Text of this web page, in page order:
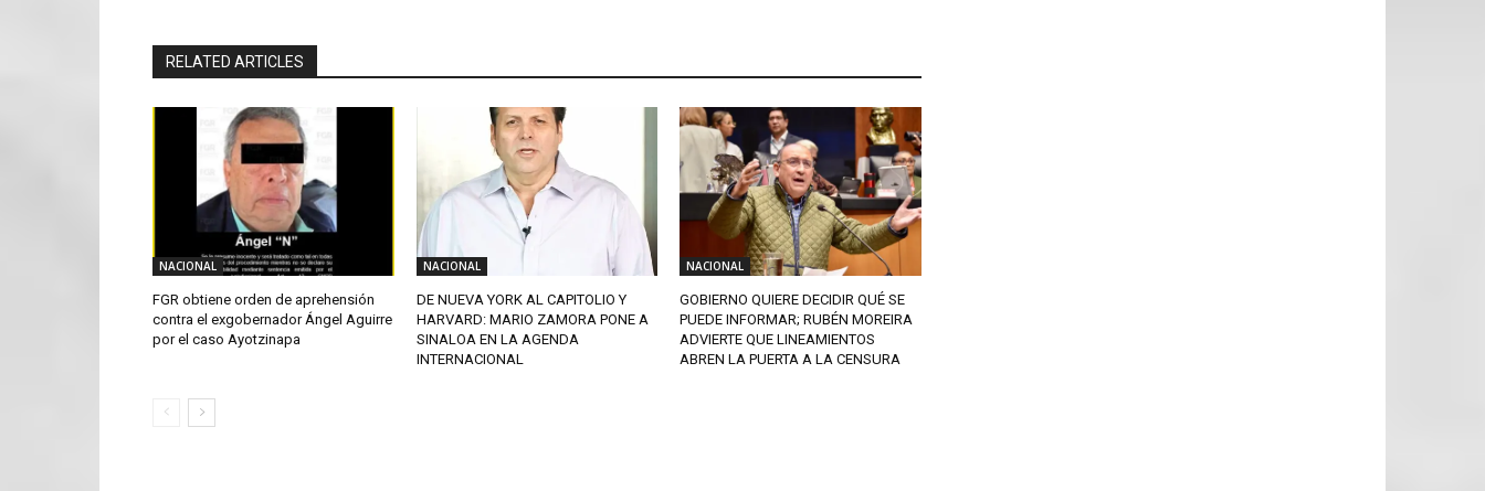
RELATED ARTICLES
NACIONAL
FGR obtiene orden de aprehensión
contra el exgobernador Ángel Aguirre
por el caso Ayotzinapa
NACIONAL
DE NUEVA YORK AL CAPITOLIO Y
HARVARD: MARIO ZAMORA PONE A
SINALOA EN LA AGENDA
INTERNACIONAL
NACIONAL
GOBIERNO QUIERE DECIDIR QUÉ SE
PUEDE INFORMAR; RUBÉN MOREIRA
ADVIERTE QUE LINEAMIENTOS
ABREN LA PUERTA A LA CENSURA